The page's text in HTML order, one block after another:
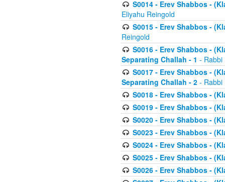
S0014 - Erev Shabbos -
Eliyahu Reingold
S0015 - Erev Shabbos -
Reingold
S0016 - Erev Shabbos -
Separating Challah - 1 - Rabbi
S0017 - Erev Shabbos -
Separating Challah - 2 - Rabbi
S0018 - Erev Shabbos -
S0019 - Erev Shabbos -
S0020 - Erev Shabbos -
S0023 - Erev Shabbos -
S0024 - Erev Shabbos -
S0025 - Erev Shabbos -
S0026 - Erev Shabbos -